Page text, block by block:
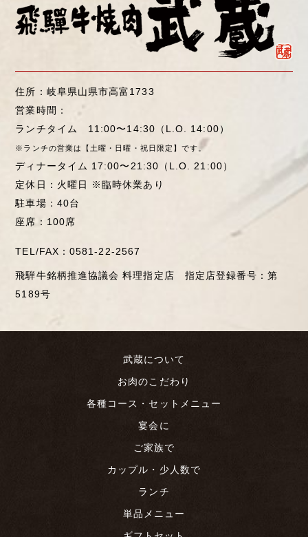
住所： 岐阜県山県市高富1733
営業時間：
ランチタイム 11:00〜14:30（L.O. 14:00）
※ランチの営業は【土曜・日曜・祝日限定】です。
ディナータイム 17:00〜21:30（L.O. 21:00）
定休日： 火曜日 ※臨時休業あり
駐車場： 40台
座席： 100席
TEL/FAX：0581-22-2567
飛騨牛銘柄推進協議会 料理指定店 指定店登録番号：第
5189号
武蔵について
お肉のこだわり
各種コース・セットメニュー
宴会に
ご家族で
カップル・少人数で
ランチ
単品メニュー